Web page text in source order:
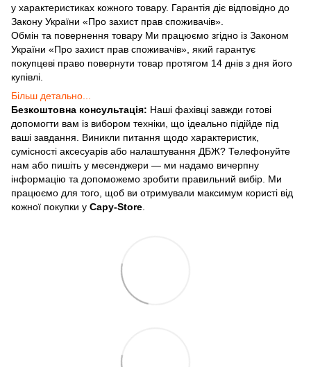
у характеристиках кожного товару. Гарантія діє відповідно до
Закону України «Про захист прав споживачів».
Обмін та повернення товару Ми працюємо згідно із Законом
України «Про захист прав споживачів», який гарантує
покупцеві право повернути товар протягом 14 днів з дня його
купівлі.
Більш детально...
Безкоштовна консультація: Наші фахівці завжди готові
допомогти вам із вибором техніки, що ідеально підійде під
ваші завдання. Виникли питання щодо характеристик,
сумісності аксесуарів або налаштування ДБЖ? Телефонуйте
нам або пишіть у месенджери — ми надамо вичерпну
інформацію та допоможемо зробити правильний вибір. Ми
працюємо для того, щоб ви отримували максимум користі від
кожної покупки у Capy-Store